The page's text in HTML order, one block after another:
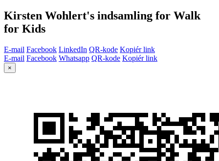
Kirsten Wohlert's indsamling for Walk
for Kids
E-mail Facebook LinkedIn QR-kode Kopiér link
E-mail Facebook Whatsapp QR-kode Kopiér link
×